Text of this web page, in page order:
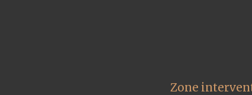
Zone